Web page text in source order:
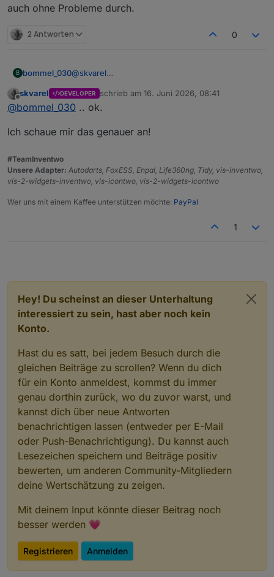
nochmal einbauen)
auch ohne Probleme durch.
2 Antworten 0
B bommel_030@skvarel
einwandfrei durch.
Wenn ich alias ohne "Alias Ziele prüfen" starte
Offline
skvarel DEVELOPER schrieb am 16. Juni 2026, 08:41
zuletzt editiert von
@bommel_030 .. ok.
Ich schaue mir das genauer an!
#TeamInventwo
Unsere Adapter: Autodarts, FoxESS, Enpal, Life360ng, Tidy, vis-inventwo,
vis-2-widgets-inventwo, vis-icontwo, vis-2-widgets-icontwo
Wer uns mit einem Kaffee unterstützen möchte: PayPal
1
Hey! Du scheinst an dieser Unterhaltung
interessiert zu sein, hast aber noch kein
Konto.
Hast du es satt, bei jedem Besuch durch die
gleichen Beiträge zu scrollen? Wenn du dich
für ein Konto anmeldest, kommst du immer
genau dorthin zurück, wo du zuvor warst, und
kannst dich über neue Antworten
benachrichtigen lassen (entweder per E-Mail
oder Push-Benachrichtigung). Du kannst auch
Lesezeichen speichern und Beiträge positiv
bewerten, um anderen Community-Mitgliedern
deine Wertschätzung zu zeigen.
Mit deinem Input könnte dieser Beitrag noch
besser werden 💗
Registrieren Anmelden